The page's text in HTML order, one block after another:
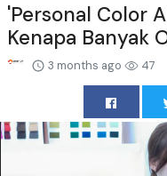
'Personal Color
Kenapa Banyak
3 months ago 47